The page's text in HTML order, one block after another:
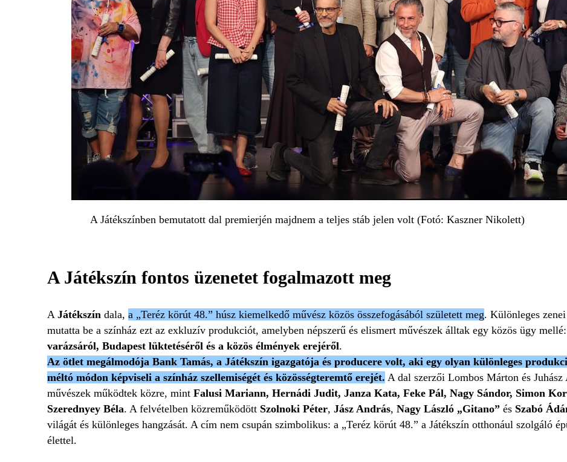
A Játékszínben bemutatott dal premierjén majdnem a teljes stáb jelen volt (Fotó: Kaszner Nikolett)
A Játékszín fontos üzenetet fogalmazott meg
A Játékszín dala, a „Teréz körút 48.” húsz kiemelkedő művész közös összefogásából született meg. Különleges
mutatta be a színház ezt az exkluzív produkciót, amelyben népszerű és elismert művészek álltak egy közös ügy
varázsáról, Budapest lüktetéséről és a közös élmények erejéről.
Az ötlet megálmodója Bank Tamás, a Játékszín igazgatója és producere volt, aki egy olyan különleges
méltó módon képviseli a színház szellemiségét és közösségteremtő erejét. A dal szerzői Lombos Márton és
művészek működtek közre, mint Falusi Mariann, Hernádi Judit, Janza Kata, Feke Pál, Nagy Sándor, Simon
Szerednyey Béla. A felvételben közreműködött Szolnoki Péter, Jász András, Nagy László „Gitano” és Szabó
világát és különleges hangzását. A cím nem csupán szimbolikus: a „Teréz körút 48.” a Játékszín otthonául szolgáló
élettel.